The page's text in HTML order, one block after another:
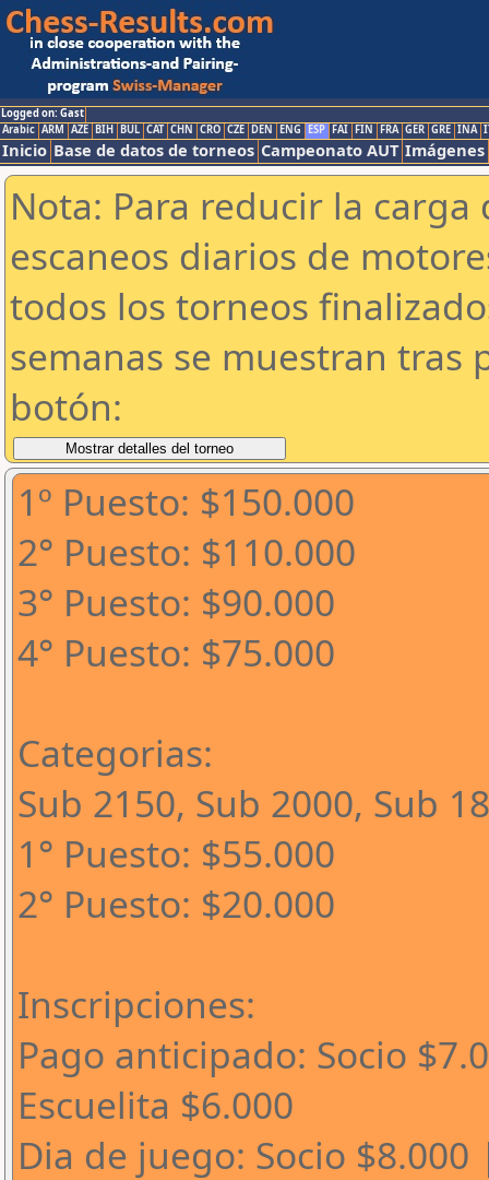
Logged on: Gast
Arabic ARM AZE BIH BUL CAT CHN CRO CZE DEN ENG ESP FAI FIN FRA GER GRE INA
Inicio Base de datos de torneos Campeonato AUT Imágenes
Nota: Para reducir la
escaneos diarios de
todos los torneos
semanas se muestran tras
botón:
1º Puesto: $150.000
2° Puesto: $110.000
3° Puesto: $90.000
4° Puesto: $75.000
Categorias:
Sub 2150, Sub 2000, Sub
1° Puesto: $55.000
2° Puesto: $20.000
Inscripciones:
Pago anticipado: Socio
Escuelita $6.000
Dia de juego: Socio